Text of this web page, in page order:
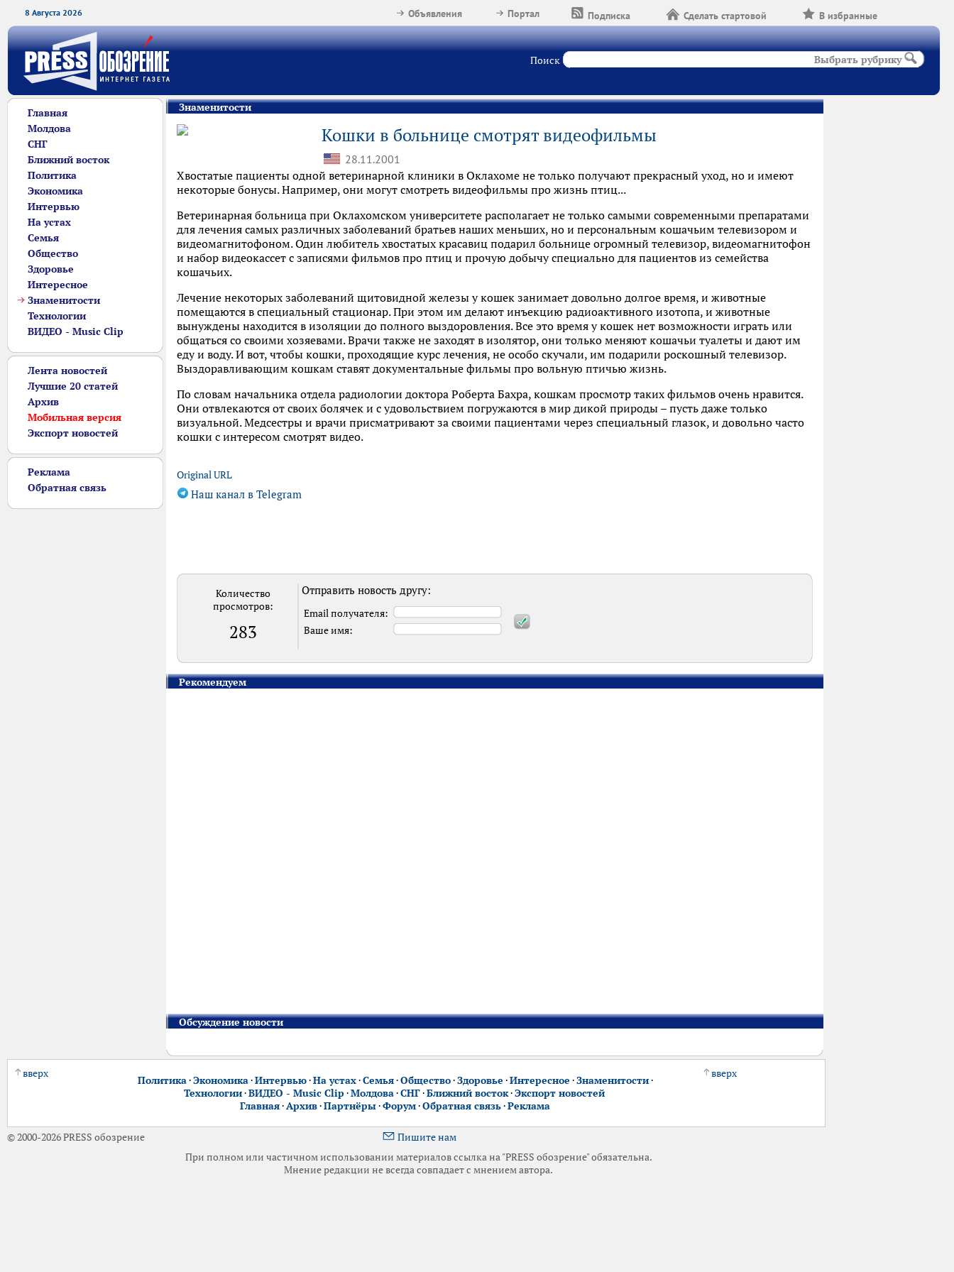
8 Августа 2026 В избранные
Сделать стартовой
Подписка
Портал
Объявления
Поиск Выбрать рубрику
Главная
Молдова
СНГ
Ближний восток
Политика
Экономика
Интервью
На устах
Семья
Общество
Здоровье
Интересное
Знаменитости
Технологии
ВИДЕО - Music Clip
Лента новостей
Лучшие 20 статей
Архив
Мобильная версия
Экспорт новостей
Реклама
Обратная связь
Знаменитости
Кошки в больнице смотрят видеофильмы
28.11.2001
Хвостатые пациенты одной ветеринарной клиники в Оклахоме не только получают прекрасный уход, но и имеют
некоторые бонусы. Например, они могут смотреть видеофильмы про жизнь птиц...
Ветеринарная больница при Оклахомском университете располагает не только самыми современными препаратами
для лечения самых различных заболеваний братьев наших меньших, но и персональным кошачьим телевизором и
видеомагнитофоном. Один любитель хвостатых красавиц подарил больнице огромный телевизор, видеомагнитофон
и набор видеокассет с записями фильмов про птиц и прочую добычу специально для пациентов из семейства
кошачьих.
Лечение некоторых заболеваний щитовидной железы у кошек занимает довольно долгое время, и животные
помещаются в специальный стационар. При этом им делают инъекцию радиоактивного изотопа, и животные
вынуждены находится в изоляции до полного выздоровления. Все это время у кошек нет возможности играть или
общаться со своими хозяевами. Врачи также не заходят в изолятор, они только меняют кошачьи туалеты и дают им
еду и воду. И вот, чтобы кошки, проходящие курс лечения, не особо скучали, им подарили роскошный телевизор.
Выздоравливающим кошкам ставят документальные фильмы про вольную птичью жизнь.
По словам начальника отдела радиологии доктора Роберта Бахра, кошкам просмотр таких фильмов очень нравится.
Они отвлекаются от своих болячек и с удовольствием погружаются в мир дикой природы – пусть даже только
визуальной. Медсестры и врачи присматривают за своими пациентами через специальный глазок, и довольно часто
кошки с интересом смотрят видео.
Original URL
Наш канал в Telegram
Количество
просмотров:
283
Отправить новость другу:
Email получателя:
Ваше имя:
Рекомендуем
Обсуждение новости
вверх
Политика·Экономика·Интервью·На устах·Семья·Общество·Здоровье ·Интересное ·Знаменитости·
Технологии·ВИДЕО - Music Clip ·Молдова·СНГ·Ближний восток·Экспорт новостей
Главная·Архив·Партнёры·Форум·Обратная связь·Реклама
вверх
© 2000-2026 PRESS обозрение
Пишите нам
При полном или частичном использовании материалов ссылка на "PRESS обозрение" обязательна.
Мнение редакции не всегда совпадает с мнением автора.